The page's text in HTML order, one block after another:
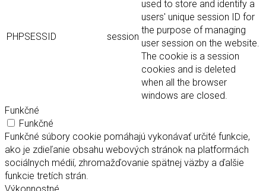
PHPSESSID session
used to store and identify a
users' unique session ID for
the purpose of managing
user session on the website.
The cookie is a session
cookies and is deleted
when all the browser
windows are closed.
Funkčné
Funkčné
Funkčné súbory cookie pomáhajú vykonávať určité funkcie,
ako je zdieľanie obsahu webových stránok na platformách
sociálnych médií, zhromažďovanie spätnej väzby a ďalšie
funkcie tretích strán.